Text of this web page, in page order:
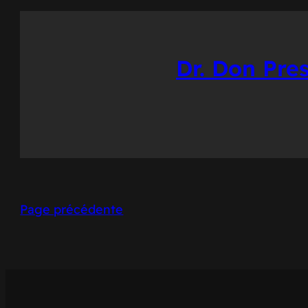
Dr. Don
Page précédente